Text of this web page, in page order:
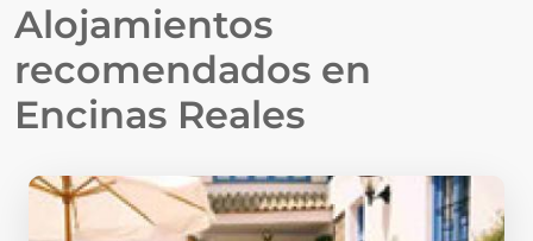
Alojamientos
recomendados en
Encinas Reales